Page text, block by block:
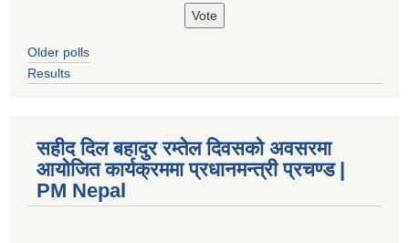
Older polls
Results
सहीद दिल बहादुर रम्तेल दिवसको अवसरमा
आयोजित कार्यक्रममा प्रधानमन्त्री प्रचण्ड |
PM Nepal